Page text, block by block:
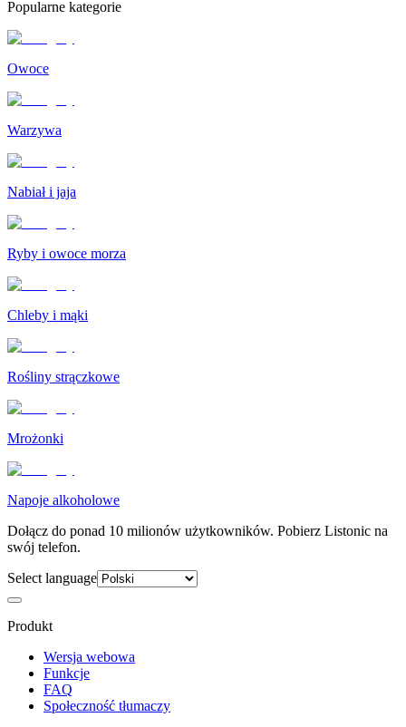
Popularne kategorie
Owoce
Warzywa
Nabiał i jaja
Ryby i owoce morza
Chleby i mąki
Rośliny strączkowe
Mrożonki
Napoje alkoholowe
Dołącz do ponad 10 milionów użytkowników. Pobierz Listonic na
swój telefon.
Select language
Produkt
Wersja webowa
Funkcje
FAQ
Społeczność tłumaczy